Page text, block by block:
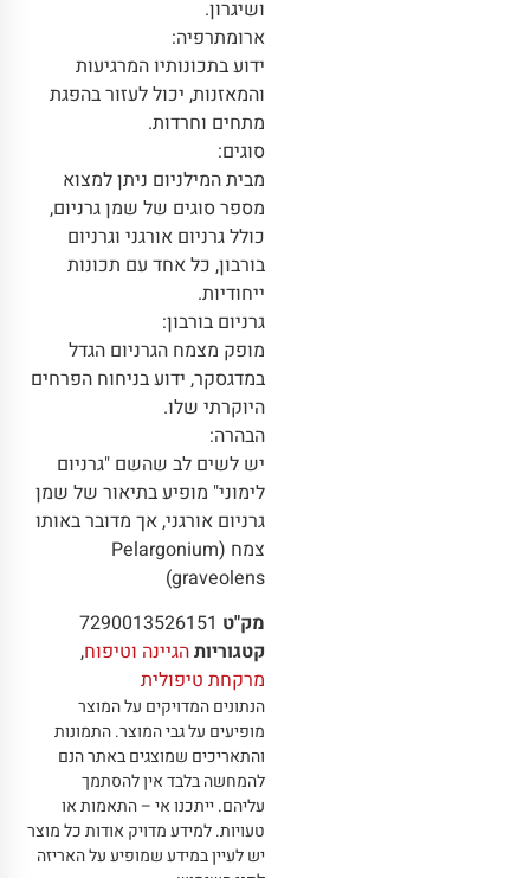
ושיגרון.
ארומתרפיה:
ידוע בתכונותיו המרגיעות
והמאזנות, יכול לעזור בהפגת
מתחים וחרדות.
סוגים:
מבית המילניום ניתן למצוא
מספר סוגים של שמן גרניום,
כולל גרניום אורגני וגרניום
בורבון, כל אחד עם תכונות
ייחודיות.
גרניום בורבון:
מופק מצמח הגרניום הגדל
במדגסקר, ידוע בניחוח הפרחים
היוקרתי שלו.
הבהרה:
יש לשים לב שהשם "גרניום
לימוני" מופיע בתיאור של שמן
גרניום אורגני, אך מדובר באותו
צמח (Pelargonium
graveolens)
מק"ט 7290013526151
קטגוריותהגיינה וטיפוח,
מרקחת טיפולית
הנתונים המדויקים על המוצר
מופיעים על גבי המוצר.התמונות
והתאריכים שמוצגים באתר הנם
להמחשה בלבד אין להסתמך
עליהם.ייתכנו אי – התאמות או
טעויות.למידע מדויק אודות כל מוצר
יש לעיין במידע שמופיע על האריזה